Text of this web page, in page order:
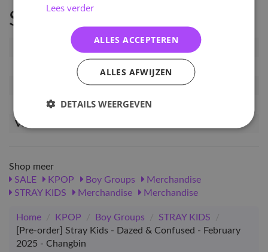
Specificaties
Artikelnummer
PRE-MGZ-DC-SKZ-CB
3420985044795
20-01-2025
Release datum
03-02-2025
Verwachte leverdatum
Shop meer
SALE
KPOP Boy Groups
Merchandise
STRAY KIDS
Merchandise Merchandise
Home / KPOP / Boy Groups / STRAY KIDS
/
[Pre-order] Stray Kids - Dazed & Confused - February
2025 - Changbin
Lees verder
ALLES ACCEPTEREN
ALLES AFWIJZEN
DETAILS WEERGEVEN